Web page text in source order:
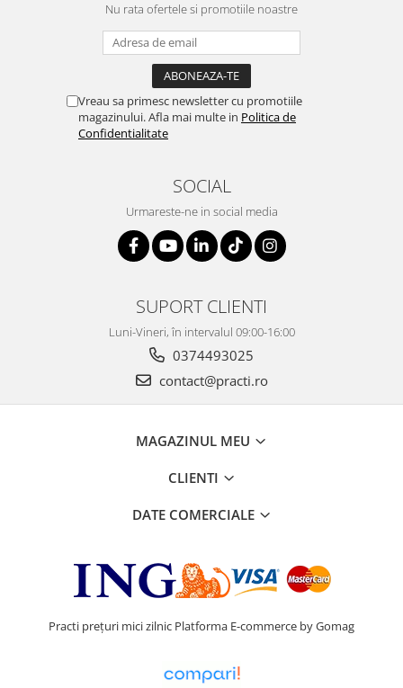
Nu rata ofertele si promotiile noastre
Vreau sa primesc newsletter cu promotiile
magazinului. Afla mai multe in Politica de
Confidentialitate
SOCIAL
Urmareste-ne in social media
SUPORT CLIENTI
Luni-Vineri, în intervalul 09:00-16:00
0374493025
contact@practi.ro
MAGAZINUL MEU
CLIENTI
DATE COMERCIALE
Practi prețuri mici zilnic Platforma E-commerce by Gomag